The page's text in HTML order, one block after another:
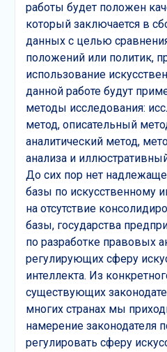
работы будет положен
который заключается в
данных с целью
положений или политик,
использование
данной работе будут
методы исследования:
метод, описательный
аналитический метод,
анализа и
До сих пор нет
базы по искусственному
на отсутствие
базы, государства
по разработке правовых
регулирующих сферу
интеллекта. Из
существующих
многих странах мы
намерение законодателя
регулировать сферу